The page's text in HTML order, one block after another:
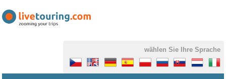
wählen Sie Ihre Sprache